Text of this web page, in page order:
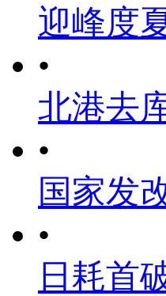
迎峰度
•
北港去
•
国家发
•
日耗首